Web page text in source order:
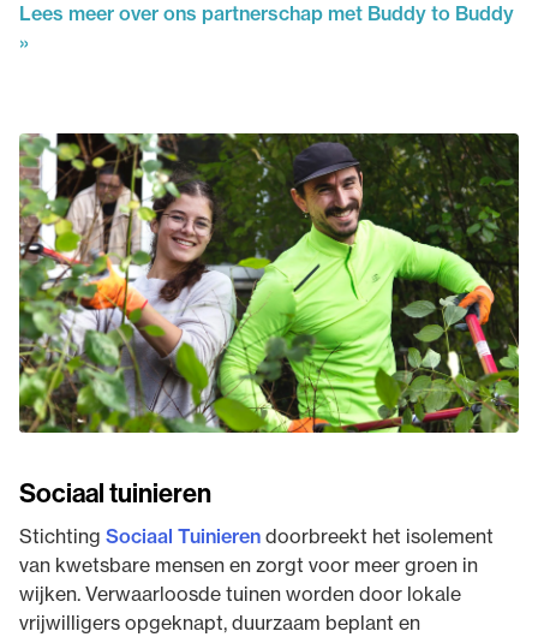
Lees meer over ons partnerschap met Buddy to Buddy
»
Sociaal tuinieren
Stichting Sociaal Tuinieren doorbreekt het isolement
van kwetsbare mensen en zorgt voor meer groen in
wijken. Verwaarloosde tuinen worden door lokale
vrijwilligers opgeknapt, duurzaam beplant en